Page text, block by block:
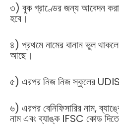
৩) বুক গ্রাণ্ডের জন্য আবেদন
হবে।
৪) প্রথমে নামের বানান ভুল
আছে।
৫) এরপর নিজ নিজ স্কুলের
৬) এরপর বেনিফিসারির নাম,
নাম এবং ব্যাঙ্ক IFSC কোড